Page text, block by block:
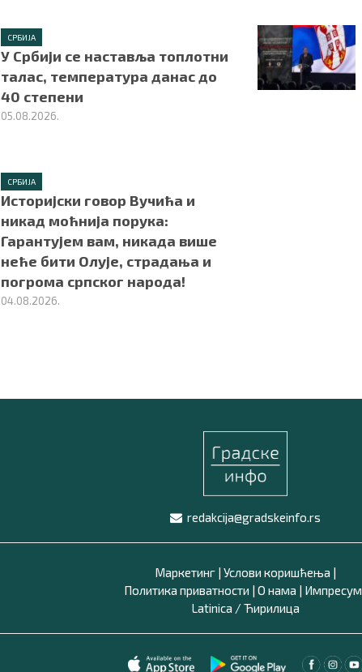
СРБИЈА
У Србији се наставља топлотни
талас, температура данас до
40 степени
05.08.2026.
СРБИЈА
Историјски говор Вучића и
никад моћнија порука:
Гарантујем вам, никада више
неће бити Олује, страдања и
погрома српског народа!
04.08.2026.
redakcija@gradskeinfo.rs
Маркетинг | Услови коришћења |
Политика приватности | О нама | Импресум
Latinica /Ћирилица